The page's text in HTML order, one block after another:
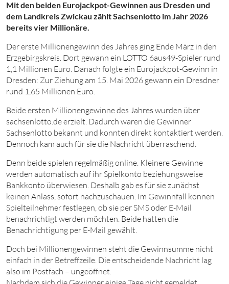
Mit den beiden Eurojackpot-Gewinnen aus Dresden und
dem Landkreis Zwickau zählt Sachsenlotto im Jahr 2026
bereits vier Millionäre.
Der erste Millionengewinn des Jahres ging Ende März in den
Erzgebirgskreis. Dort gewann ein LOTTO 6aus49-Spieler rund
1,1 Millionen Euro. Danach folgte ein Eurojackpot-Gewinn in
Dresden: Zur Ziehung am 15. Mai 2026 gewann ein Dresdner
rund 1,65 Millionen Euro.
Beide ersten Millionengewinne des Jahres wurden über
sachsenlotto.de erzielt. Dadurch waren die Gewinner
Sachsenlotto bekannt und konnten direkt kontaktiert werden.
Dennoch kam auch für sie die Nachricht überraschend.
Denn beide spielen regelmäßig online. Kleinere Gewinne
werden automatisch auf ihr Spielkonto beziehungsweise
Bankkonto überwiesen. Deshalb gab es für sie zunächst
keinen Anlass, sofort nachzuschauen. Im Gewinnfall können
Spielteilnehmer festlegen, ob sie per SMS oder E-Mail
benachrichtigt werden möchten. Beide hatten die
Benachrichtigung per E-Mail gewählt.
Doch bei Millionengewinnen steht die Gewinnsumme nicht
einfach in der Betreffzeile. Die entscheidende Nachricht lag
also im Postfach – ungeöffnet.